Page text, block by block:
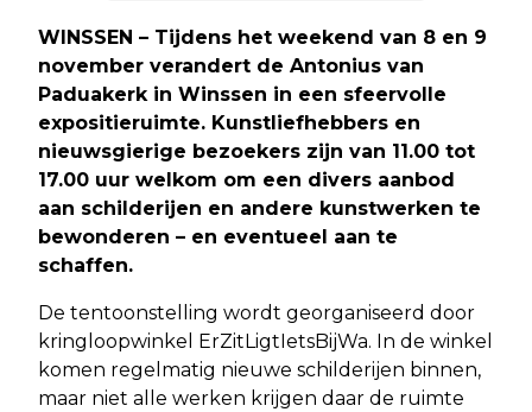
WINSSEN – Tijdens het weekend van 8 en 9
november verandert de Antonius van
Paduakerk in Winssen in een sfeervolle
expositieruimte. Kunstliefhebbers en
nieuwsgierige bezoekers zijn van 11.00 tot
17.00 uur welkom om een divers aanbod
aan schilderijen en andere kunstwerken te
bewonderen – en eventueel aan te
schaffen.
De tentoonstelling wordt georganiseerd door
kringloopwinkel ErZitLigtIetsBijWa. In de winkel
komen regelmatig nieuwe schilderijen binnen,
maar niet alle werken krijgen daar de ruimte